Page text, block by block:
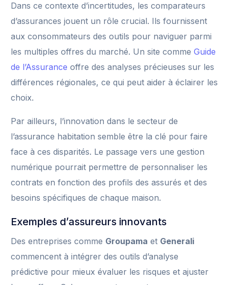
Dans ce contexte d’incertitudes, les comparateurs
d’assurances jouent un rôle crucial. Ils fournissent
aux consommateurs des outils pour naviguer parmi
les multiples offres du marché. Un site commeGuide
de l’Assurance offre des analyses précieuses sur les
différences régionales, ce qui peut aider à éclairer les
choix.
Par ailleurs, l’innovation dans le secteur de
l’assurance habitation semble être la clé pour faire
face à ces disparités. Le passage vers une gestion
numérique pourrait permettre de personnaliser les
contrats en fonction des profils des assurés et des
besoins spécifiques de chaque maison.
Exemples d’assureurs innovants
Des entreprises comme Groupama et Generali
commencent à intégrer des outils d’analyse
prédictive pour mieux évaluer les risques et ajuster